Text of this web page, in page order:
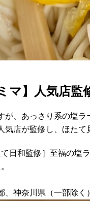
マ】人気店
、あっさり系の塩
店が監修し、ほた
日和監修］至福の塩ラ
神奈川県（一部除く